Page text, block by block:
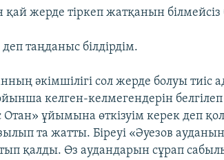
жерде тіркеп жатқанын білмейсіз
деп таңданыс білдірдім.
әкімшілігі сол жерде болуы тиіс
келген-келмегендерін
Отан» ұйымына өткізуім керек деп
та жатты. Біреуі «Әуезов
қалды. Өз аудандарын сұрап